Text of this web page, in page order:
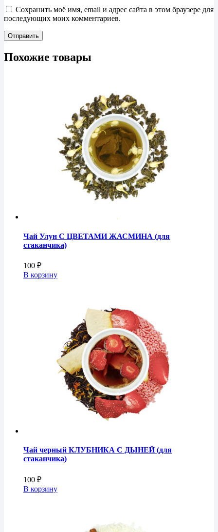
Сохранить моё имя, email и адрес сайта в этом браузере для
последующих моих комментариев.
Отправить
Похожие товары
Чай Улун С ЦВЕТАМИ ЖАСМИНА (для
стаканчика)
100 ₽
В корзину
Чай черный КЛУБНИКА С ДЫНЕЙ (для
стаканчика)
100 ₽
В корзину